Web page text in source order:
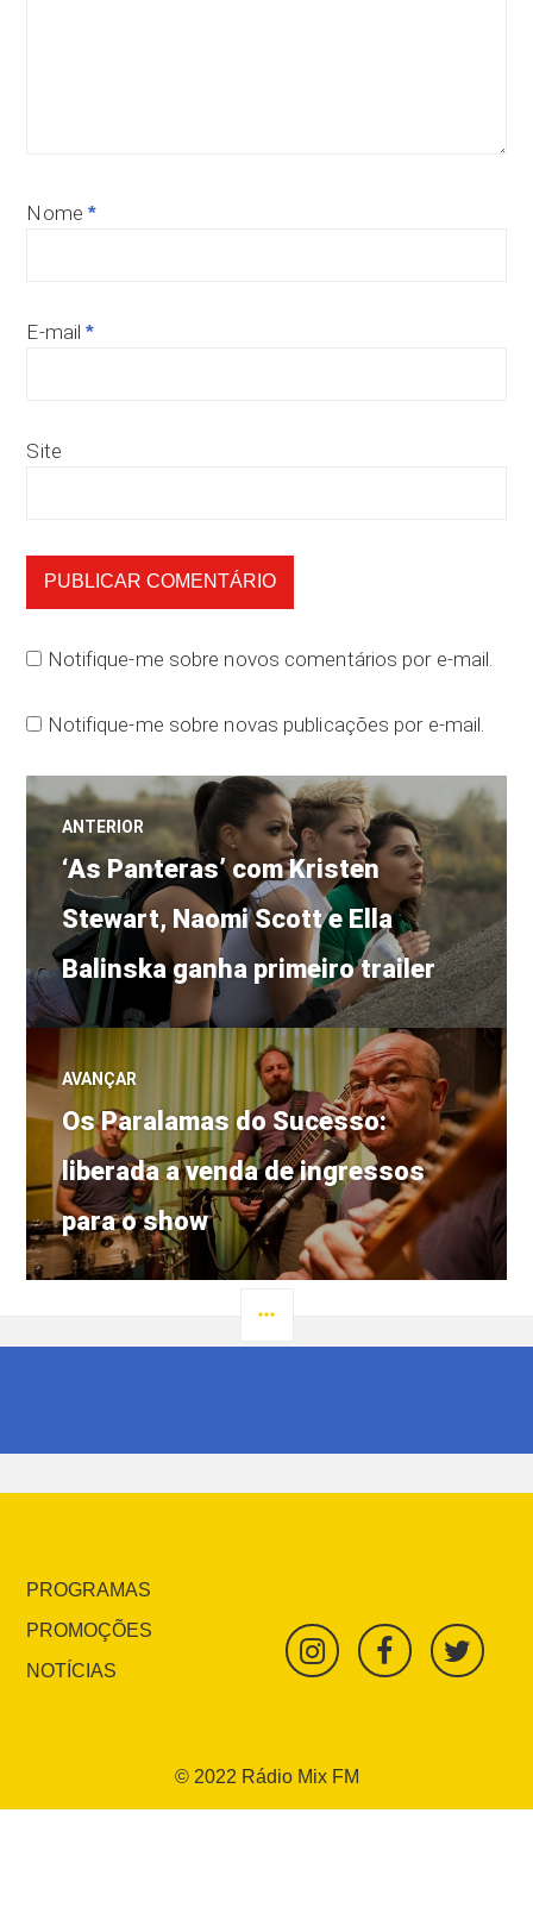
Nome *
E-mail*
Site
Notifique-me sobre novos comentários por e-mail.
Notifique-me sobre novas publicações por e-mail.
Navegação
de
Post
ANTERIOR
Post
anterior:
‘As Panteras’ com Kristen
Stewart, Naomi Scott e Ella
Balinska ganha primeiro trailer
AVANÇAR
Próximo
post:
Os Paralamas do Sucesso:
liberada a venda de ingressos
para o show
PROGRAMAS
PROMOÇÕES
NOTÍCIAS
© 2022 Rádio Mix FM